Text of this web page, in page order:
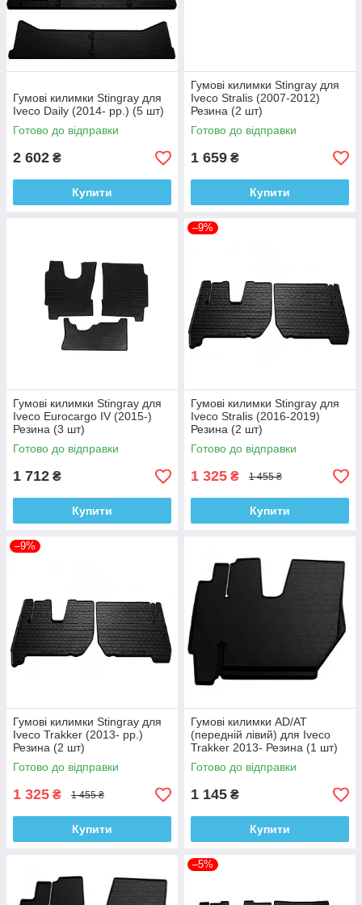
Гумові килимки Stingray для
Iveco Daily (2014- рр.) (5 шт)
Готово до відправки
2 602 ₴
Купити
Гумові килимки Stingray для
Iveco Stralis (2007-2012)
Резина (2 шт)
Готово до відправки
1 659 ₴
Купити
Гумові килимки Stingray для
Iveco Eurocargo IV (2015-)
Резина (3 шт)
Готово до відправки
1 712 ₴
Купити
–9%
Гумові килимки Stingray для
Iveco Stralis (2016-2019)
Резина (2 шт)
Готово до відправки
1 325 ₴ 1 455 ₴
Купити
–9%
Гумові килимки Stingray для
Iveco Trakker (2013- рр.)
Резина (2 шт)
Готово до відправки
1 325 ₴ 1 455 ₴
Купити
Гумові килимки AD/AT
(передній лівий) для Iveco
Trakker 2013- Резина (1 шт)
Готово до відправки
1 145 ₴
Купити
–5%